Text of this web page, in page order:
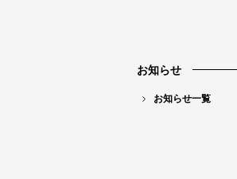
お知らせ
お知らせ一覧